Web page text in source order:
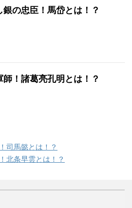
銀の忠臣！馬岱とは！？
師！諸葛亮孔明とは！？
司馬懿とは！？
北条早雲とは！？